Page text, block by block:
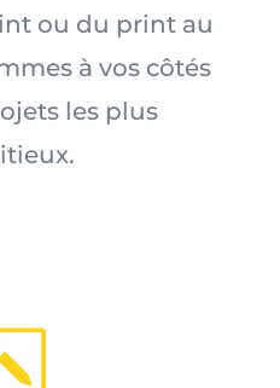
ou du print au
à vos côtés
les plus